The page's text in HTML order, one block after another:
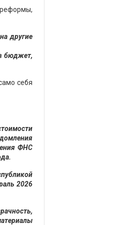
другие
бюджет,
себя
ФНС
2026